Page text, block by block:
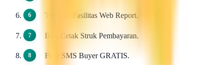
Tersedia Fasilitas Web Report.
Bisa Cetak Struk Pembayaran.
Fitur SMS Buyer GRATIS.